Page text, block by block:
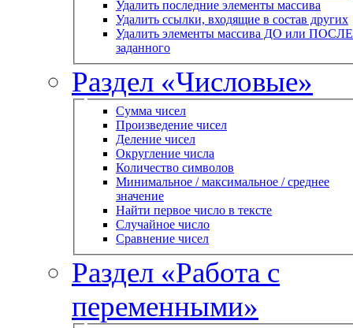
Удалить последние элементы массива
Удалить ссылки, входящие в состав других
Удалить элементы массива ДО или ПОСЛЕ
заданного
Раздел «Числовые»
Сумма чисел
Произведение чисел
Деление чисел
Округление числа
Количество символов
Минимальное / максимальное / среднее
значение
Найти первое число в тексте
Случайное число
Сравнение чисел
Раздел «Работа с
переменными»